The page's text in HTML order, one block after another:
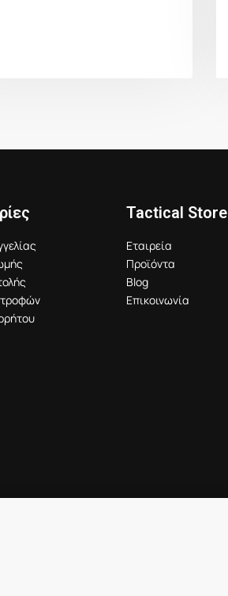
Tactical Store
Εταιρεία
Προϊόντα
Blog
Επικοινωνία